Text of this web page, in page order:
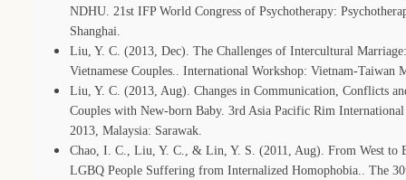
NDHU. 21st IFP World Congress of Psychotherapy:
Shanghai.
Liu, Y. C. (2013, Dec). The Challenges of Intercultural
Vietnamese Couples.. International Workshop: Vietnam-
Liu, Y. C. (2013, Aug). Changes in Communication, Conflicts
Couples with New-born Baby. 3rd Asia Pacific Rim
2013, Malaysia: Sarawak.
Chao, I. C., Liu, Y. C., & Lin, Y. S. (2011, Aug). From West to
LGBQ People Suffering from Internalized Homophobia.. The